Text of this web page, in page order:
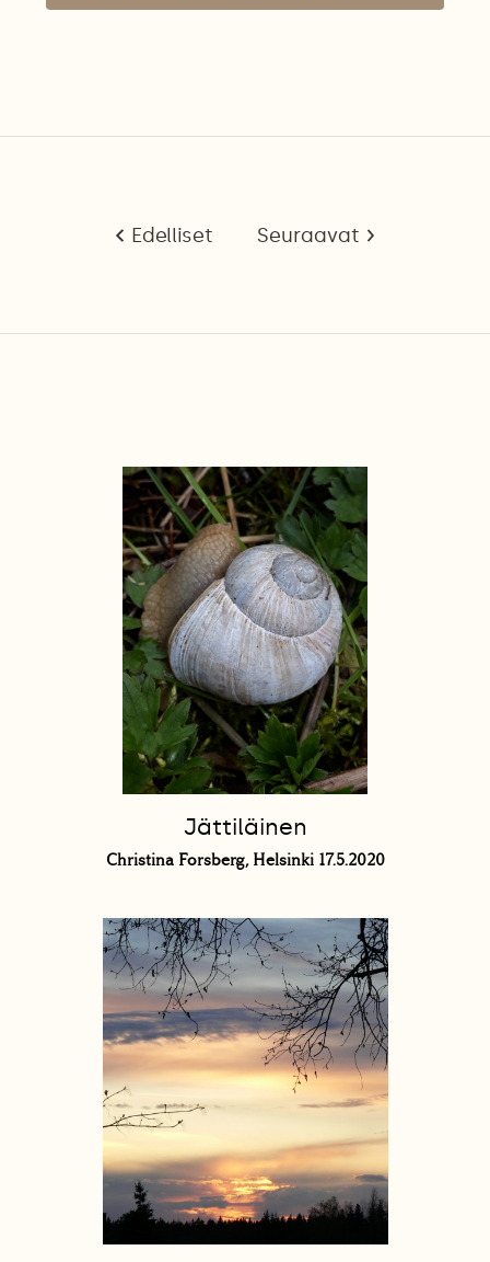
Edelliset Seuraavat
Jättiläinen
Christina Forsberg, Helsinki 17.5.2020